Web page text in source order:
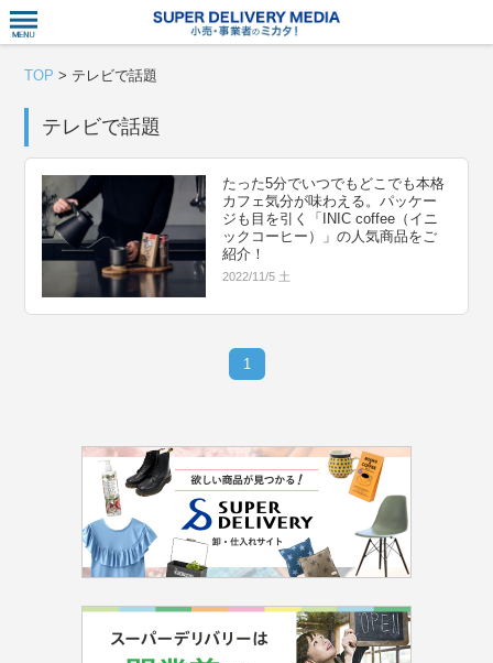
TOP > テレビで話題
テレビで話題
たった5分でいつでもどこでも本格
カフェ気分が味わえる。パッケー
ジも目を引く「INIC coffee（イニ
ックコーヒー）」の人気商品をご
紹介！
2022/11/5 土
1